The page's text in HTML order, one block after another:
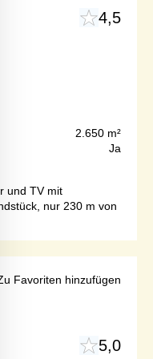
4,5
2.650 m²
Ja
und TV mit
nur 230 m von
5,0
Favoriten hinzufügen